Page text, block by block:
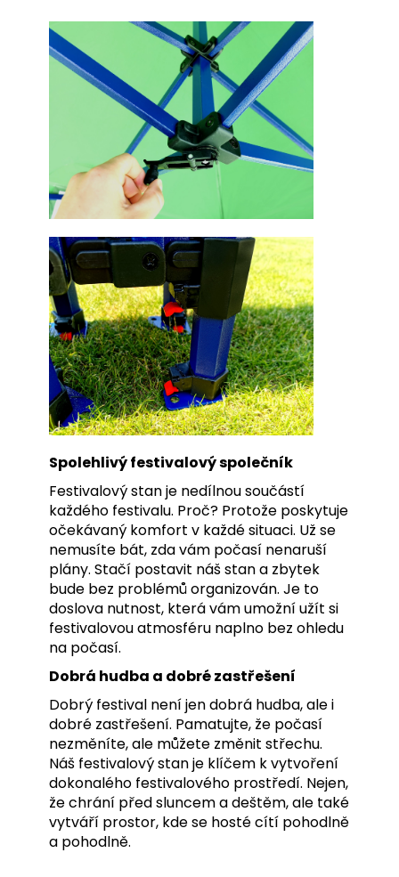
Spolehlivý festivalový společník
Festivalový stan je nedílnou součástí
každého festivalu. Proč? Protože poskytuje
očekávaný komfort v každé situaci. Už se
nemusíte bát, zda vám počasí nenaruší
plány. Stačí postavit náš stan a zbytek
bude bez problémů organizován. Je to
doslova nutnost, která vám umožní užít si
festivalovou atmosféru naplno bez ohledu
na počasí.
Dobrá hudba a dobré zastřešení
Dobrý festival není jen dobrá hudba, ale i
dobré zastřešení. Pamatujte, že počasí
nezměníte, ale můžete změnit střechu.
Náš festivalový stan je klíčem k vytvoření
dokonalého festivalového prostředí. Nejen,
že chrání před sluncem a deštěm, ale také
vytváří prostor, kde se hosté cítí pohodlně
a pohodlně.